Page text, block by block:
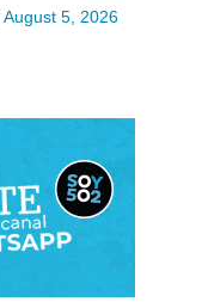
August 5, 2026